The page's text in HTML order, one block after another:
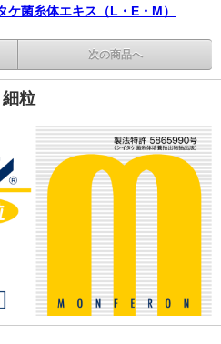
ケ菌糸体エキス（L・E・M）
次の商品へ
粒